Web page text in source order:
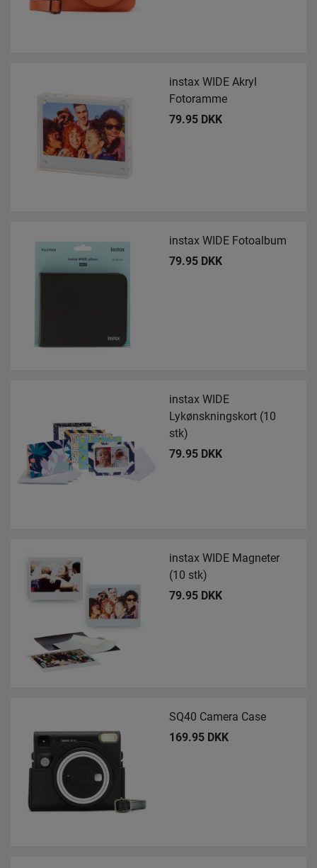
instax WIDE Akryl
Fotoramme
79.95 DKK
instax WIDE Fotoalbum
79.95 DKK
instax WIDE
Lykønskningskort (10
stk)
79.95 DKK
instax WIDE Magneter
(10 stk)
79.95 DKK
SQ40 Camera Case
169.95 DKK